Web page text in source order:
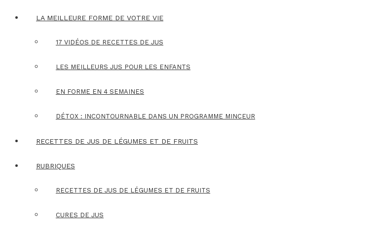
LA MEILLEURE FORME DE VOTRE VIE
17 VIDÉOS DE RECETTES DE JUS
LES MEILLEURS JUS POUR LES ENFANTS
EN FORME EN 4 SEMAINES
DÉTOX : INCONTOURNABLE DANS UN PROGRAMME MINCEUR
RECETTES DE JUS DE LÉGUMES ET DE FRUITS
RUBRIQUES
RECETTES DE JUS DE LÉGUMES ET DE FRUITS
CURES DE JUS